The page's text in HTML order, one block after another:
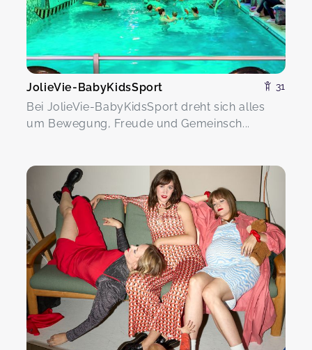
JolieVie-BabyKidsSport 31
Bei JolieVie-BabyKidsSport dreht sich alles
um Bewegung, Freude und Gemeinsch...